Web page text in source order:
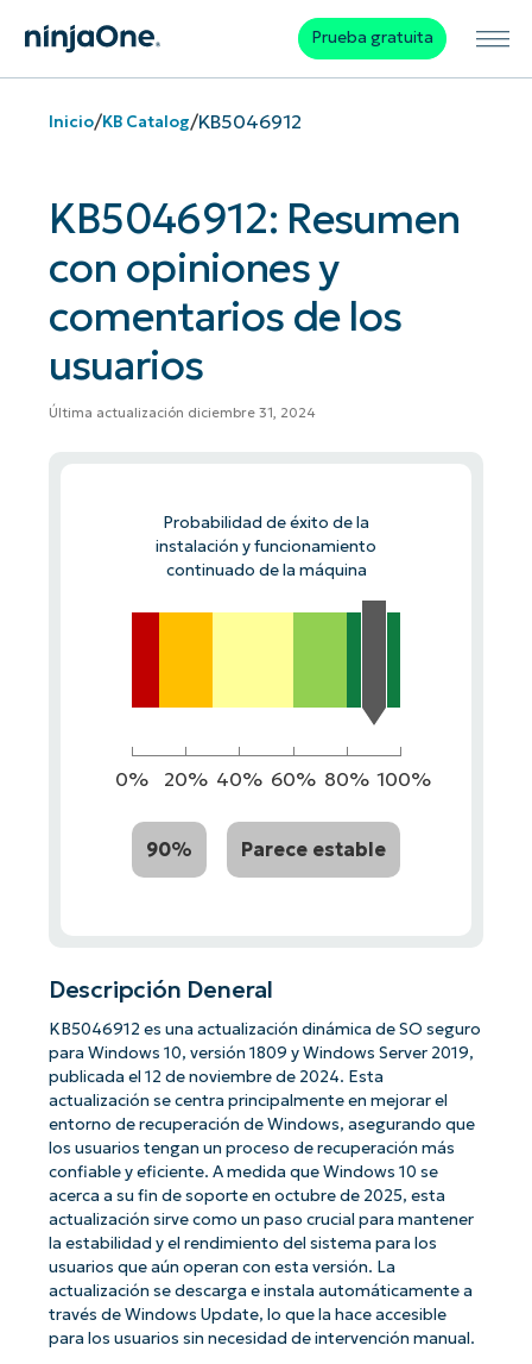
Prueba gratuita
Inicio/KB Catalog/KB5046912
KB5046912: Resumen
con opiniones y
comentarios de los
usuarios
Última actualización diciembre 31, 2024
Probabilidad de éxito de la
instalación y funcionamiento
continuado de la máquina
0% 20% 40% 60% 80% 100%
90% Parece estable
Descripción Deneral
KB5046912 es una actualización dinámica de SO seguro
para Windows 10, versión 1809 y Windows Server 2019,
publicada el 12 de noviembre de 2024. Esta
actualización se centra principalmente en mejorar el
entorno de recuperación de Windows, asegurando que
los usuarios tengan un proceso de recuperación más
confiable y eficiente. A medida que Windows 10 se
acerca a su fin de soporte en octubre de 2025, esta
actualización sirve como un paso crucial para mantener
la estabilidad y el rendimiento del sistema para los
usuarios que aún operan con esta versión. La
actualización se descarga e instala automáticamente a
través de Windows Update, lo que la hace accesible
para los usuarios sin necesidad de intervención manual.